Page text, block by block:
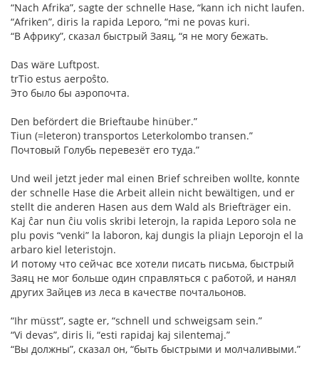
“Nach Afrika”, sagte der schnelle Hase, “kann ich nicht laufen.
“Afriken”, diris la rapida Leporo, “mi ne povas kuri.
“В Африку”, сказал быстрый Заяц, “я не могу бежать.
Das wäre Luftpost.
trTio estus aerpoŝto.
Это было бы аэропочта.
Den befördert die Brieftaube hinüber.”
Tiun (=leteron) transportos Leterkolombo transen.”
Почтовый Голубь перевезёт его туда.”
Und weil jetzt jeder mal einen Brief schreiben wollte, konnte
der schnelle Hase die Arbeit allein nicht bewältigen, und er
stellt die anderen Hasen aus dem Wald als Briefträger ein.
Kaj ĉar nun ĉiu volis skribi leterojn, la rapida Leporo sola ne
plu povis “venki” la laboron, kaj dungis la pliajn Leporojn el la
arbaro kiel leteristojn.
И потому что сейчас все хотели писать письма, быстрый
Заяц не мог больше один справляться с работой, и нанял
других Зайцев из леса в качестве почтальонов.
“Ihr müsst”, sagte er, “schnell und schweigsam sein.”
“Vi devas”, diris li, “esti rapidaj kaj silentemaj.”
“Вы должны”, сказал он, “быть быстрыми и молчаливыми.”